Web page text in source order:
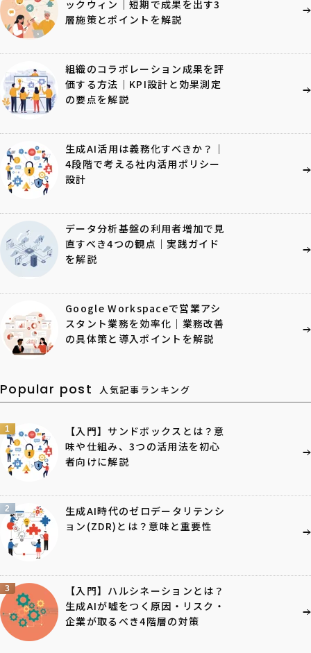
ックウィン｜短期で成果を出す3
層施策とポイントを解説
組織のコラボレーション成果を評
価する方法｜KPI設計と効果測定
の要点を解説
生成AI活用は義務化すべきか？｜
4段階で考える社内活用ポリシー
設計
データ分析基盤の利用者増加で見
直すべき4つの観点｜実践ガイド
を解説
Google Workspaceで営業アシ
スタント業務を効率化｜業務改善
の具体策と導入ポイントを解説
Popular post 人気記事ランキング
1
【入門】サンドボックスとは？意
味や仕組み、3つの活用法を初心
者向けに解説
2
生成AI時代のゼロデータリテンシ
ョン(ZDR)とは？意味と重要性
3
【入門】ハルシネーションとは？
生成AIが嘘をつく原因・リスク・
企業が取るべき4階層の対策